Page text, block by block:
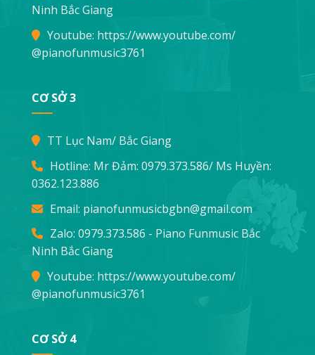
Ninh Bắc Giang
Youtube: https://www.youtube.com/
@pianofunmusic3761
CƠ SỞ 3
TT Lục Nam/ Bắc Giang
Hotline: Mr Đảm: 0979.373.586/ Ms Huyền:
0362.123.886
Email: pianofunmusicbgbn@gmail.com
Zalo: 0979.373.586 - Piano Funmusic Bắc
Ninh Bắc Giang
Youtube: https://www.youtube.com/
@pianofunmusic3761
CƠ SỞ 4